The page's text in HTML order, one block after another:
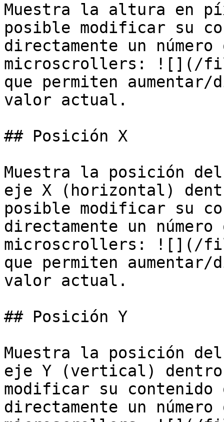
Muestra la altura en
posible modificar su
directamente un
microscrollers: ![](/
que permiten
valor actual.
## Posición X
Muestra la posición
eje X (horizontal)
posible modificar su
directamente un
microscrollers: ![](/
que permiten
valor actual.
## Posición Y
Muestra la posición
eje Y (vertical)
modificar su contenido
directamente un